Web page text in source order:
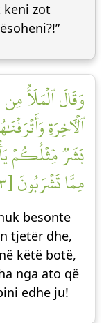
keni zot
وَقَالَ ٱلۡمَلَأُ
ٱلۡأٓخِرَةِ
بَشَرٞ مِّثۡلُكُمۡ
مِمَّا تَشۡرَبُونَ [٣٣]
besonte
tjetër dhe,
këtë botë,
nga ato që
edhe ju!